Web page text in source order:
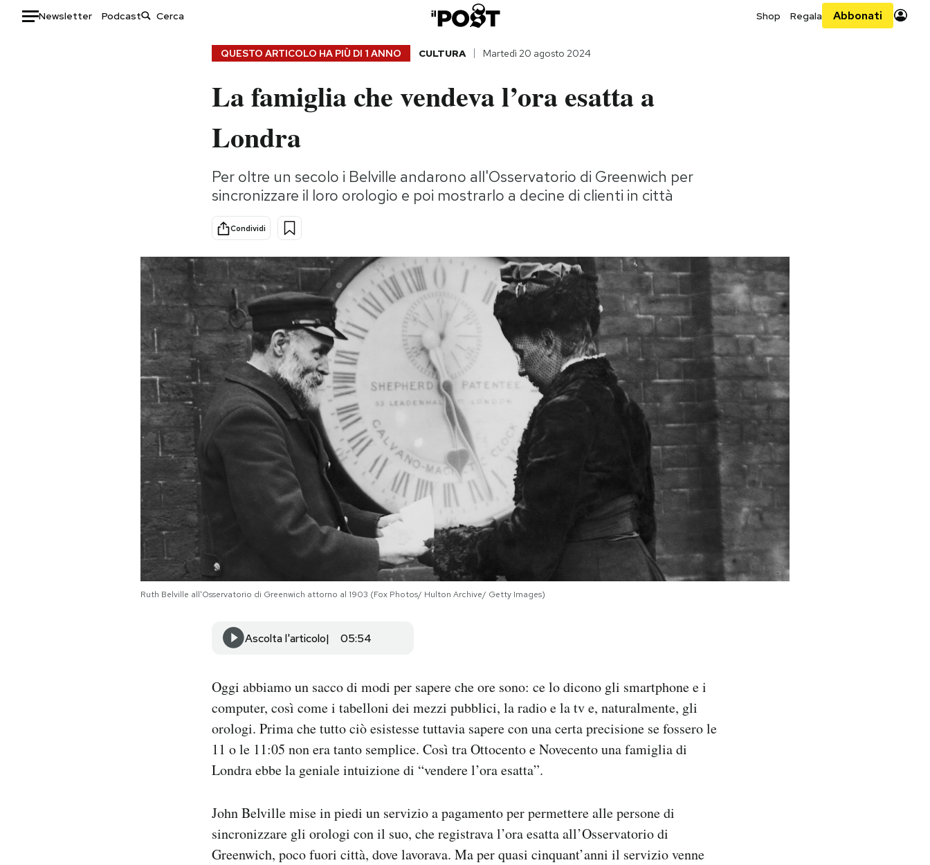
Newsletter Podcast Shop Regala Abbonati
Storie/Idee
Ok Boomer!
Altrecose
Mondiali calcio 2026
QUESTO ARTICOLO HA PIÙ DI 1 ANNO CULTURA Martedì 20 agosto 2024
La famiglia che vendeva l’ora esatta a
Londra
Per oltre un secolo i Belville andarono all'Osservatorio di Greenwich per
sincronizzare il loro orologio e poi mostrarlo a decine di clienti in città
Condividi
Ruth Belville all'Osservatorio di Greenwich attorno al 1903 (Fox Photos/ Hulton Archive/ Getty Images)
Ascolta l'articolo 05:54
Oggi abbiamo un sacco di modi per sapere che ore sono: ce lo dicono gli smartphone e i
computer, così come i tabelloni dei mezzi pubblici, la radio e la tv e, naturalmente, gli
orologi. Prima che tutto ciò esistesse tuttavia sapere con una certa precisione se fossero le
11 o le 11:05 non era tanto semplice. Così tra Ottocento e Novecento una famiglia di
Londra ebbe la geniale intuizione di “vendere l’ora esatta”.
John Belville mise in piedi un servizio a pagamento per permettere alle persone di
sincronizzare gli orologi con il suo, che registrava l’ora esatta all’Osservatorio di
Greenwich, poco fuori città, dove lavorava. Ma per quasi cinquant’anni il servizio venne